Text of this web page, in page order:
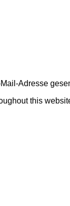
Adresse
this